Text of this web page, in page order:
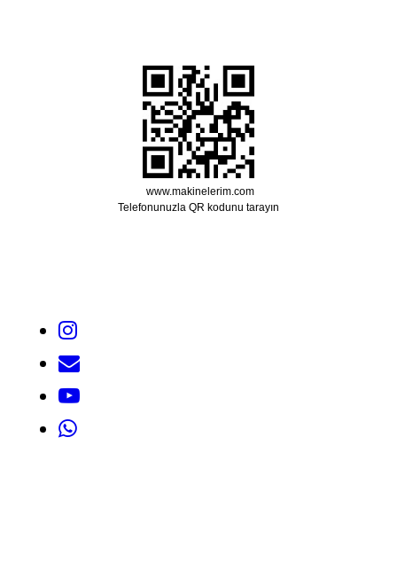
www.makinelerim.com
Telefonunuzla QR kodunu tarayın